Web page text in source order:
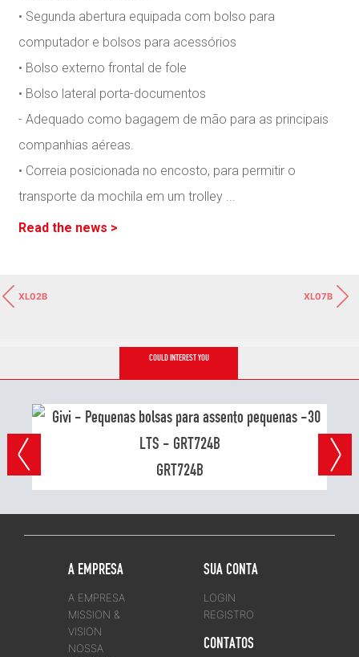
• Segunda abertura equipada com bolso para
computador e bolsos para acessórios
• Bolso externo frontal de fole
• Bolso lateral porta-documentos
- Adequado como bagagem de mão para as principais
companhias aéreas.
• Correia posicionada no encosto, para permitir o
transporte da mochila em um trolley ...
Read the news >
XL02B XL07B
COULD INTEREST YOU
GRT724B
A EMPRESA
A EMPRESA
MISSION &
VISION
NOSSA
SUA CONTA
LOGIN
REGISTRO
CONTATOS